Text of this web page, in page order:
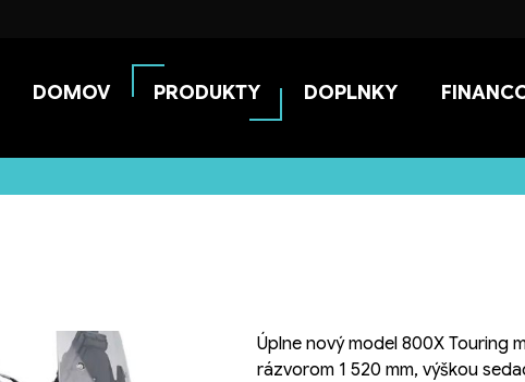
DOMOV PRODUKTY DOPLNKY
Úplne nový model 800X Touring
rázvorom 1 520 mm, výškou